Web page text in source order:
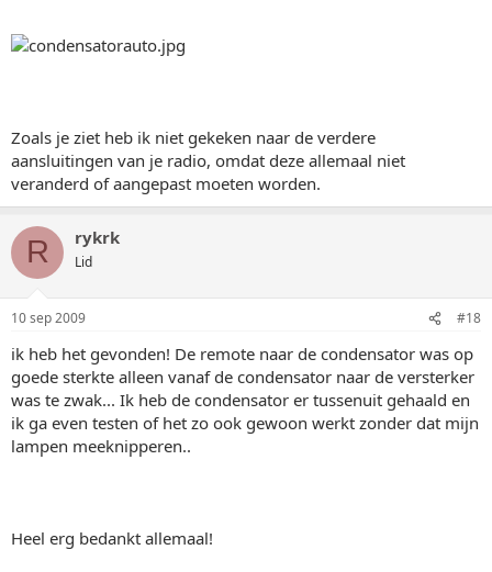
Zoals je ziet heb ik niet gekeken naar de verdere
aansluitingen van je radio, omdat deze allemaal niet
veranderd of aangepast moeten worden.
R rykrk
Lid
10 sep 2009 #18
ik heb het gevonden! De remote naar de condensator was op
goede sterkte alleen vanaf de condensator naar de versterker
was te zwak... Ik heb de condensator er tussenuit gehaald en
ik ga even testen of het zo ook gewoon werkt zonder dat mijn
lampen meeknipperen..
Heel erg bedankt allemaal!